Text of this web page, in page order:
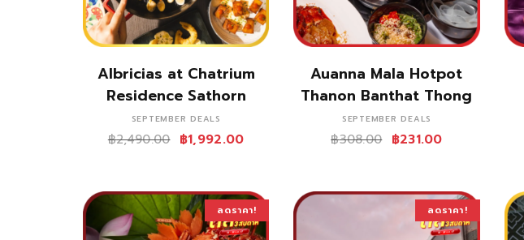
Albricias at Chatrium
Residence Sathorn
SEPTEMBER DEALS
฿2,490.00 ฿1,992.00
Auanna Mala Hotpot
Thanon Banthat Thong
SEPTEMBER DEALS
฿308.00 ฿231.00
ลดราคา! ลดราคา!